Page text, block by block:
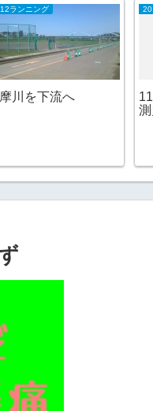
ランニング
川を下流へ